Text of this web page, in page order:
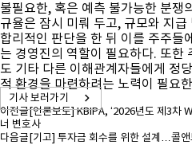
불필요한, 혹은 예측 불가능한 분쟁
규율은 잠시 미뤄 두고, 규모와 지
합리적인 판단을 한 뒤 이를 주주들
는 경영진의 역할이 필요하다. 또한
도 기타 다른 이해관계자들에게 정
적 환경을 마련하려는 노력이 필요
기사 보러가기
이전글[언론보도] KBIPA, ‘2026년도 제3차
너 변호사
다음글 [기고] 투자금 회수를 위한 설계…콜